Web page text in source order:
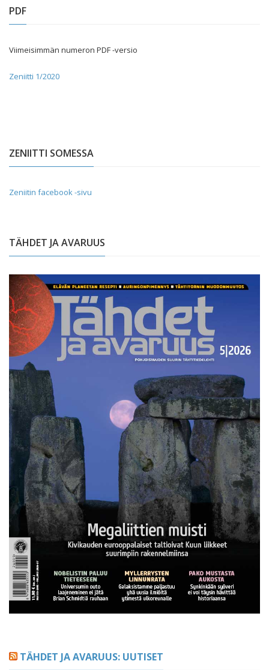
PDF
Viimeisimmän numeron PDF -versio
Zeniitti 1/2020
ZENIITTI SOMESSA
Zeniitin facebook -sivu
TÄHDET JA AVARUUS
TÄHDET JA AVARUUS: UUTISET